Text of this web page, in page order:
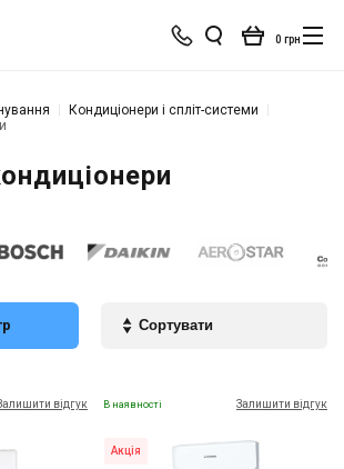
0 грн
Кондиціонери і спліт-системи
відгук В наявності Залишити відгук
Акція